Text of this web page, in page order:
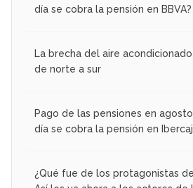
día se cobra la pensión en BBVA?
La brecha del aire
de norte a sur
Pago de las pensiones en
día se cobra la pensión en
¿Qué fue de los protagonistas